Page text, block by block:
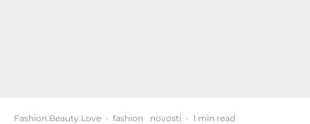
Fashion.Beauty.Love · fashion novosti · 1 min read